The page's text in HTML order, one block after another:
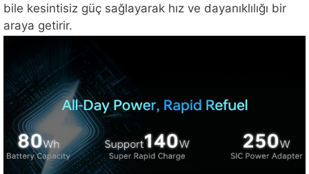
bile kesintisiz güç sağlayarak hız ve dayanıklılığı bir
araya getirir.